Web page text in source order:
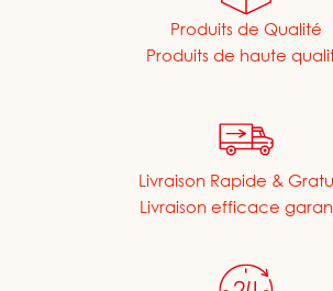
Produits de Qualité
Produits de haute
Livraison Rapide &
Livraison efficace